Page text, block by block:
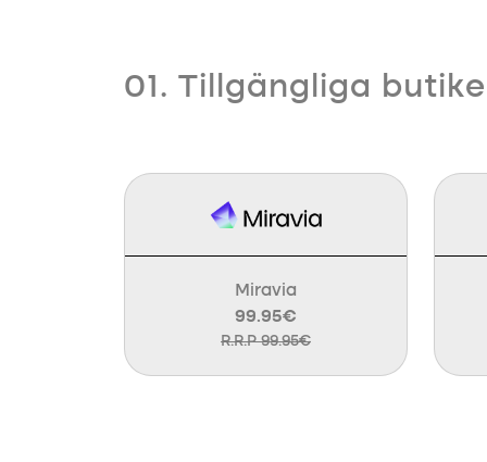
01. Tillgängliga
Miravia
99.95€
R.R.P 99.95€